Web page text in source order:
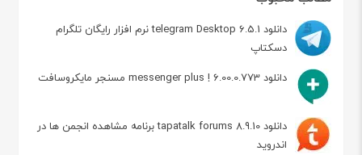
دانلود telegram Desktop 6.5.1 نرم افزار رایگان تلگرام
دسکتاپ
دانلود messenger plus ! 6.00.0.773 مسنجر مایکروسافت
دانلود tapatalk forums 8.9.10 برنامه مشاهده انجمن ها در
اندروید